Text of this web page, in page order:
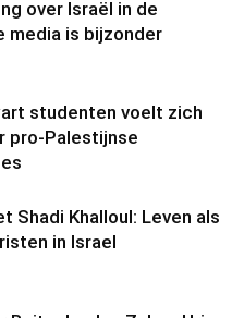
over Israël in de
media is bijzonder
studenten voelt zich
pro-Palestijnse
Shadi Khalloul: Leven als
in Israel